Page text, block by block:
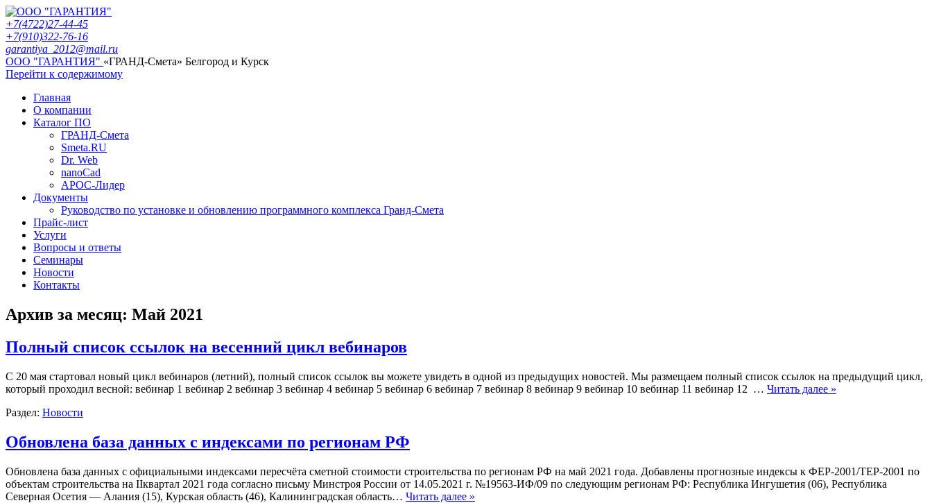
+7(4722)27-44-45
+7(910)322-76-16
garantiya_2012@mail.ru
ООО "ГАРАНТИЯ" «ГРАНД-Смета» Белгород и Курск
Перейти к содержимому
Главная
О компании
Каталог ПО
ГРАНД-Смета
Smeta.RU
Dr. Web
nanoCad
АРОС-Лидер
Документы
Руководство по установке и обновлению программного комплекса Гранд-Смета
Прайс-лист
Услуги
Вопросы и ответы
Семинары
Новости
Контакты
Архив за месяц: Май 2021
Полный список ссылок на весенний цикл вебинаров
С 20 мая стартовал новый цикл вебинаров (летний), полный список ссылок вы можете увидеть в одной из предыдущих новостей. Мы размещаем полный список ссылок на предыдущий цикл,
который проходил весной: вебинар 1 вебинар 2 вебинар 3 вебинар 4 вебинар 5 вебинар 6 вебинар 7 вебинар 8 вебинар 9 вебинар 10 вебинар 11 вебинар 12 … Читать далее »
Раздел: Новости
Обновлена база данных с индексами по регионам РФ
Обновлена база данных с официальными индексами пересчёта сметной стоимости строительства по регионам РФ на май 2021 года. Добавлены прогнозные индексы к ФЕР-2001/ТЕР-2001 по
объектам строительства на IIквартал 2021 года согласно письму Минстроя России от 14.05.2021 г. №19563-ИФ/09 по следующим регионам РФ: Республика Ингушетия (06), Республика
Северная Осетия — Алания (15), Курская область (46), Калининградская область… Читать далее »